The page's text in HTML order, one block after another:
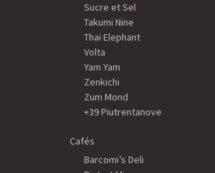
Sucre et Sel
Takumi Nine
Thai Elephant
Volta
Yam Yam
Zenkichi
Zum Mond
+39 Piutrentanove
Cafés
Barcomi’s Deli